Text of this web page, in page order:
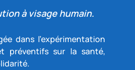
à visage humain.
dans l’expérimentation
préventifs sur la santé,